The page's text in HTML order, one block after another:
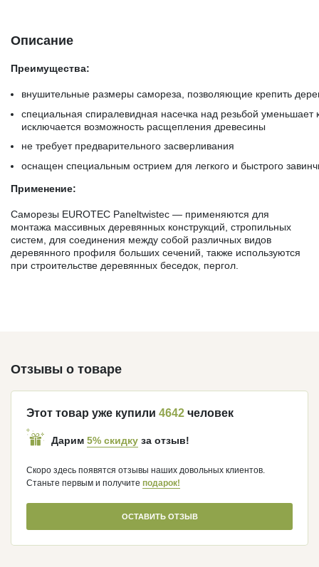
Описание
Преимущества:
внушительные размеры самореза, позволяющие крепить
специальная спиралевидная насечка над резьбой уменьшает
исключается возможность расщепления древесины
не требует предварительного засверливания
оснащен специальным острием для легкого и быстрого
Применение:
Саморезы EUROTEC Paneltwistec — применяются для
монтажа массивных деревянных конструкций, стропильных
систем, для соединения между собой различных видов
деревянного профиля больших сечений, также используются
при строительстве деревянных беседок, пергол.
Отзывы о товаре
Этот товар уже купили 4642 человек
Дарим 5% скидку за отзыв!
Скоро здесь появятся отзывы наших довольных клиентов.
Станьте первым и получите подарок!
ОСТАВИТЬ ОТЗЫВ